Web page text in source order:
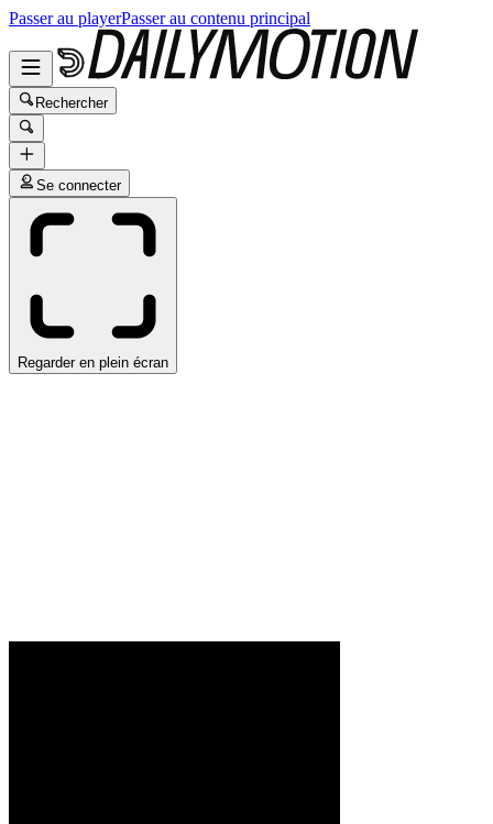
Passer au playerPasser au contenu principal
Rechercher
Se connecter
Regarder en plein écran